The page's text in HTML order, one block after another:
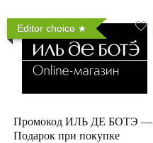
Editor choice
Промокод ИЛЬ ДЕ БОТЭ —
Подарок при покупке